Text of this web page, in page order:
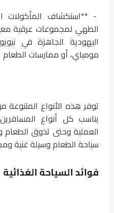
- **استكشاف المأكولات
الطهي لمجموعات عرقية
اليهودية الجاهزة في
مومباي، أو ممارسات الطعام
توفر هذه الأنواع المتنوعة
يناسب كل أنواع
العملية وحتى تذوق
سياحة الطعام وسيلة غنية
فوائد السياحة الغذائية